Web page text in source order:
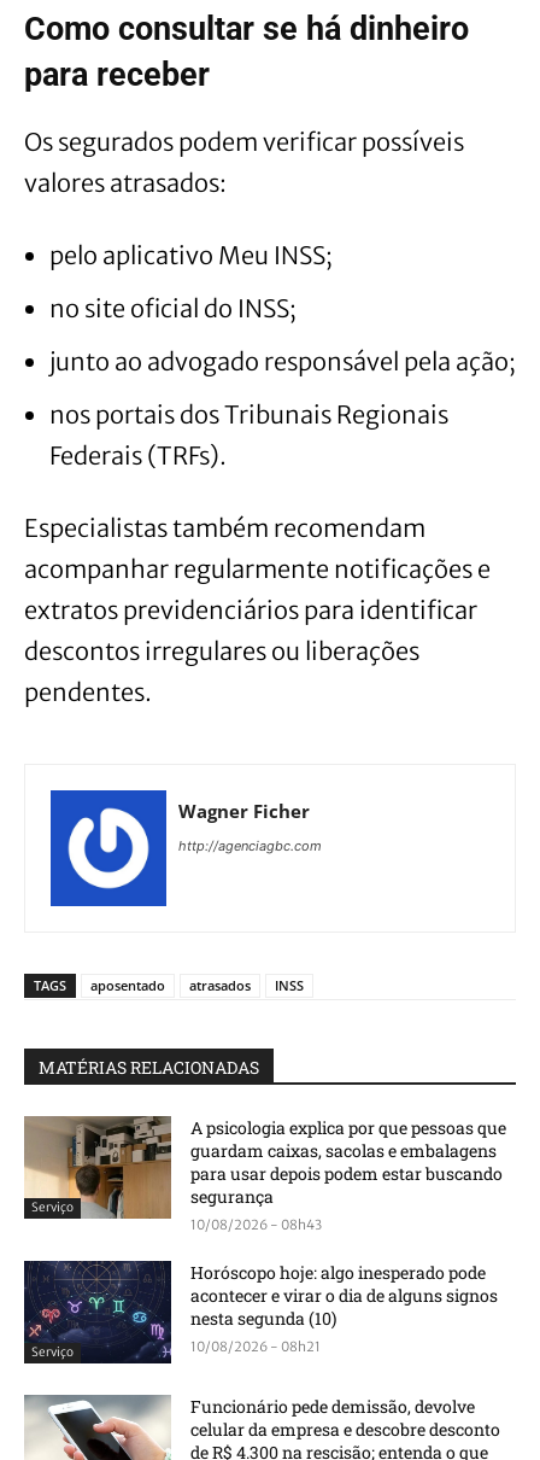
Como consultar se há dinheiro
para receber
Os segurados podem verificar possíveis
valores atrasados:
pelo aplicativo Meu INSS;
no site oficial do INSS;
junto ao advogado responsável pela ação;
nos portais dos Tribunais Regionais
Federais (TRFs).
Especialistas também recomendam
acompanhar regularmente notificações e
extratos previdenciários para identificar
descontos irregulares ou liberações
pendentes.
Wagner Ficher
http://agenciagbc.com
TAGS aposentado atrasados INSS
MATÉRIAS RELACIONADAS
Serviço
A psicologia explica por que pessoas que
guardam caixas, sacolas e embalagens
para usar depois podem estar buscando
segurança
10/08/2026 - 08h43
Serviço
Horóscopo hoje: algo inesperado pode
acontecer e virar o dia de alguns signos
nesta segunda (10)
10/08/2026 - 08h21
Funcionário pede demissão, devolve
celular da empresa e descobre desconto
de R$ 4.300 na rescisão; entenda o que